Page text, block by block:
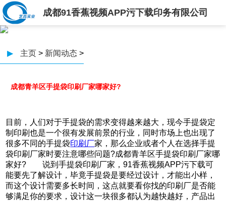
成都91香蕉视频APP污下载印务有限公司
▶ 主页 > 新闻动态 >
成都青羊区手提袋印刷厂家哪家好?
目前，人们对于手提袋的需求变得越来越大，现今手提袋定
制印刷也是一个很有发展前景的行业，同时市场上也出现了
很多不同的手提袋印刷厂家，那么企业或者个人在选择手提
袋印刷厂家时要注意哪些问题?成都青羊区手提袋印刷厂家哪
家好? 说到手提袋印刷厂家，91香蕉视频APP污下载可
能要先了解设计，毕竟手提袋是要经过设计，才能出小样，
而这个设计需要多长时间，这点就要看你找的印刷厂是否能
够满足你的要求，设计这一块很多都认为越快越好，产品出